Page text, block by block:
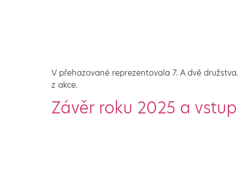
V přehazované reprezentovala 7. A dvě
z akce.
Závěr roku 2025 a